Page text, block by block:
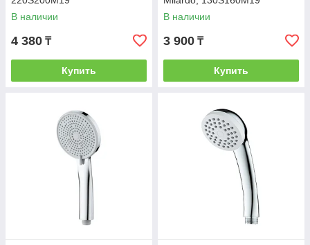
В наличии
4 380 ₸
Купить
В наличии
3 900 ₸
Купить